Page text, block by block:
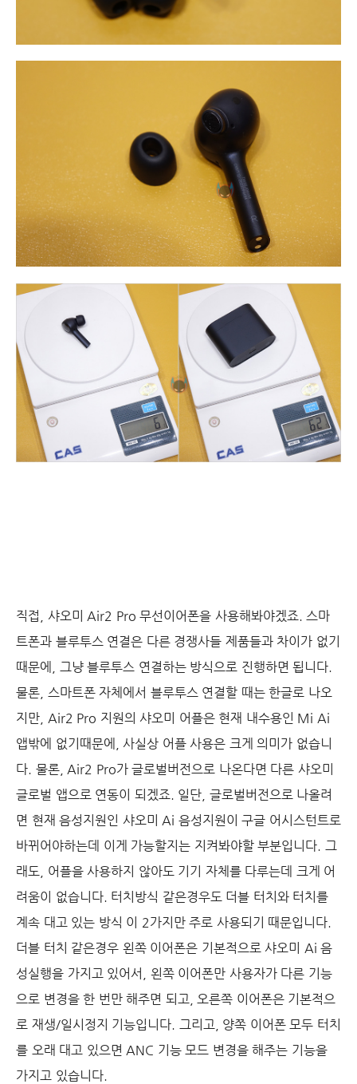
직접, 샤오미 Air2 Pro 무선이어폰을 사용해봐야겠죠. 스마
트폰과 블루투스 연결은 다른 경쟁사들 제품들과 차이가 없기
때문에, 그냥 블루투스 연결하는 방식으로 진행하면 됩니다.
물론, 스마트폰 자체에서 블루투스 연결할 때는 한글로 나오
지만, Air2 Pro 지원의 샤오미 어플은 현재 내수용인 Mi Ai
앱밖에 없기때문에, 사실상 어플 사용은 크게 의미가 없습니
다. 물론, Air2 Pro가 글로벌버전으로 나온다면 다른 샤오미
글로벌 앱으로 연동이 되겠죠. 일단, 글로벌버전으로 나올려
면 현재 음성지원인 샤오미 Ai 음성지원이 구글 어시스턴트로
바뀌어야하는데 이게 가능할지는 지켜봐야할 부분입니다. 그
래도, 어플을 사용하지 않아도 기기 자체를 다루는데 크게 어
려움이 없습니다. 터치방식 같은경우도 더블 터치와 터치를
계속 대고 있는 방식 이 2가지만 주로 사용되기 때문입니다.
더블 터치 같은경우 왼쪽 이어폰은 기본적으로 샤오미 Ai 음
성실행을 가지고 있어서, 왼쪽 이어폰만 사용자가 다른 기능
으로 변경을 한 번만 해주면 되고, 오른쪽 이어폰은 기본적으
로 재생/일시정지 기능입니다. 그리고, 양쪽 이어폰 모두 터치
를 오래 대고 있으면 ANC 기능 모드 변경을 해주는 기능을
가지고 있습니다.